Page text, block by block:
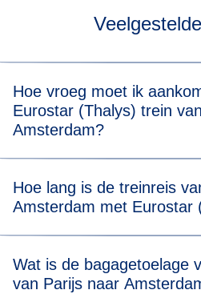
Hoe vroeg moet ik
Eurostar (Thalys) trein
Amsterdam?
minuten voor de geplande
(Thalys) trein van Parijs naar
Hoe lang is de treinreis
Amsterdam met Eurostar
minuten.
Wat is de bagagetoelage
van Parijs naar